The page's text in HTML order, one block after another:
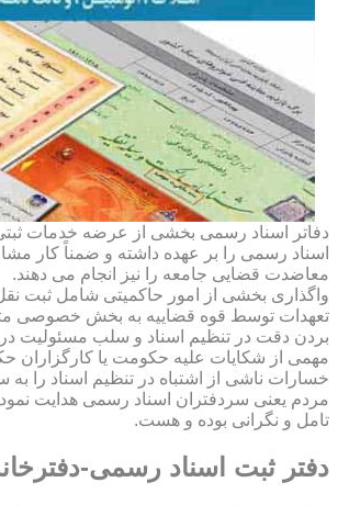
دفاتر اسناد رسمی بخشی از عرضه خدمات
اسناد رسمی را بر عهده داشته و ضمناً کار
معاضدت قضایی جامعه را نیز انجام می دهند.
واگذاری بخشی از امور حاکمیتی شامل ثبت نقل
تعهدات توسط قوه قضاییه به بخش خصوصی
بردن دقت در تنظیم اسناد و سلب مسئولیت
مهمی از شکایات علیه حکومت یا کارگزاران
خسارات ناشی از اشتباه در تنظیم اسناد را
مردم یعنی سردفتران اسناد رسمی هدایت
تامل و نگرانی بوده و هست.
دفتر ثبت اسناد رسمی-